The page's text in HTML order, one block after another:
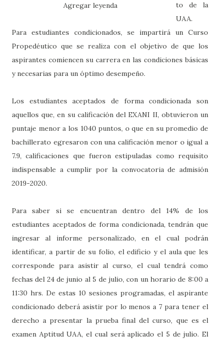
Agregar leyenda
to de la
UAA.
Para estudiantes condicionados, se impartirá un Curso
Propedéutico que se realiza con el objetivo de que los
aspirantes comiencen su carrera en las condiciones básicas
y necesarias para un óptimo desempeño.
Los estudiantes aceptados de forma condicionada son
aquellos que, en su calificación del EXANI II, obtuvieron un
puntaje menor a los 1040 puntos, o que en su promedio de
bachillerato egresaron con una calificación menor o igual a
7.9, calificaciones que fueron estipuladas como requisito
indispensable a cumplir por la convocatoria de admisión
2019-2020.
Para saber si se encuentran dentro del 14% de los
estudiantes aceptados de forma condicionada, tendrán que
ingresar al informe personalizado, en el cual podrán
identificar, a partir de su folio, el edificio y el aula que les
corresponde para asistir al curso, el cual tendrá como
fechas del 24 de junio al 5 de julio, con un horario de 8:00 a
11:30 hrs. De estas 10 sesiones programadas, el aspirante
condicionado deberá asistir por lo menos a 7 para tener el
derecho a presentar la prueba final del curso, que es el
examen Aptitud UAA, el cual será aplicado el 5 de julio. El